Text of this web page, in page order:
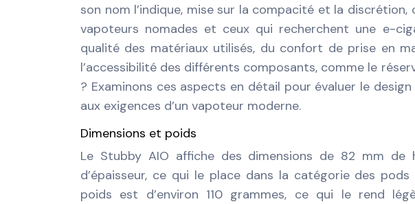
son nom l’indique, mise sur la compacité et la
vapoteurs nomades et ceux qui recherchent une e-
qualité des matériaux utilisés, du confort de prise en
l’accessibilité des différents composants, comme le
? Examinons ces aspects en détail pour évaluer le
aux exigences d’un vapoteur moderne.
Dimensions et poids
Le Stubby AIO affiche des dimensions de 82 mm
d’épaisseur, ce qui le place dans la catégorie des
poids est d’environ 110 grammes, ce qui le rend